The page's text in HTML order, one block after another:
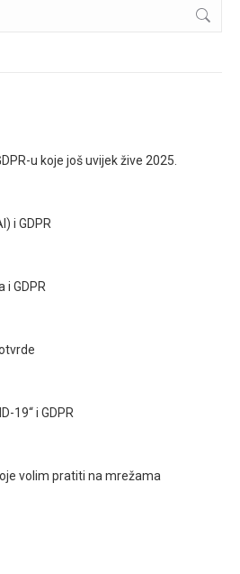
u koje još uvijek žive 2025.
i GDPR
i GDPR
19“ i GDPR
volim pratiti na mrežama